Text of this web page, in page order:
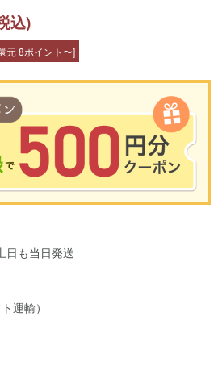
要 49日 お盆 父の日 家庭用 カメヤ
込)
元 8ポイント〜]
単に会員登録＆ログインすることも可能です。
日も当日発送
運輸）